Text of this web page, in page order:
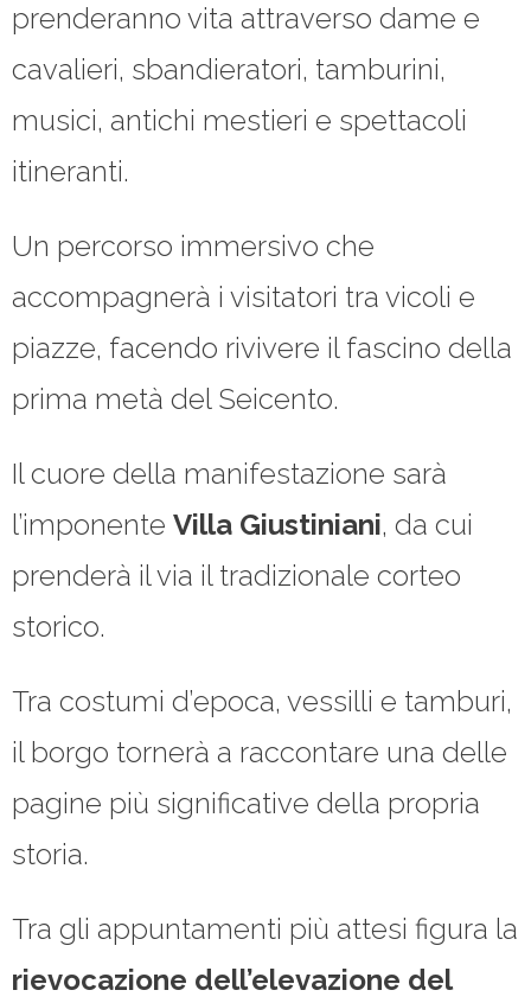
prenderanno vita attraverso dame e
cavalieri, sbandieratori, tamburini,
musici, antichi mestieri e spettacoli
itineranti.
Un percorso immersivo che
accompagnerà i visitatori tra vicoli e
piazze, facendo rivivere il fascino della
prima metà del Seicento.
Il cuore della manifestazione sarà
l’imponente Villa Giustiniani, da cui
prenderà il via il tradizionale corteo
storico.
Tra costumi d’epoca, vessilli e tamburi,
il borgo tornerà a raccontare una delle
pagine più significative della propria
storia.
Tra gli appuntamenti più attesi figura la
rievocazione dell’elevazione del